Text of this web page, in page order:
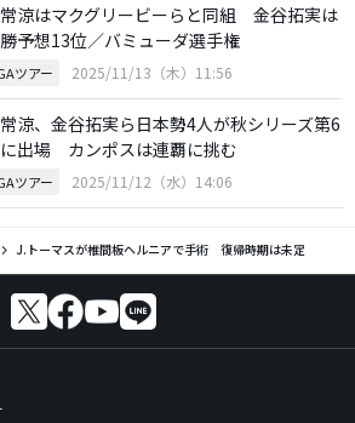
涼はマクグリービーらと同組 金谷拓実は
予想13位／バミューダ選手権
ツアー 2025/11/13（木）11:56
涼、金谷拓実ら日本勢4人が秋シリーズ第6
出場 カンポスは連覇に挑む
ツアー 2025/11/12（水）14:06
J.トーマスが椎間板ヘルニアで手術 復帰時期は未定